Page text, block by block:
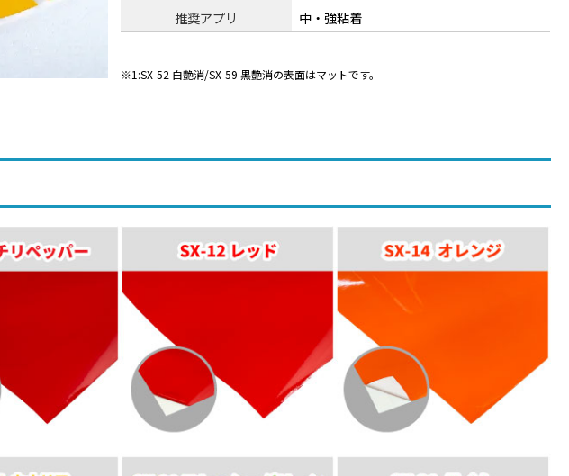
推奨アプリ
中・強粘着
1:SX-52 白艶消/SX-59 黒艶消の表面はマットです。